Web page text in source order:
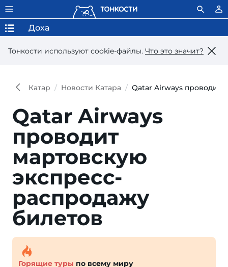
Тонкости используют сookie-файлы. Что это значит?
Доха
Катар Новости Катара Qatar Airways проводит
Qatar Airways
проводит
мартовскую
экспресс-
распродажу
билетов
Горящие туры по всему миру